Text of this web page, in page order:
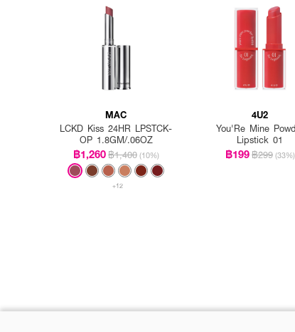
MAC
LCKD Kiss 24HR LPSTCK-
OP 1.8GM/.06OZ
฿1,260฿1,400 (10%)
+12
4U2
You'Re Mine
Lipstick 01
฿199฿299 (33%)